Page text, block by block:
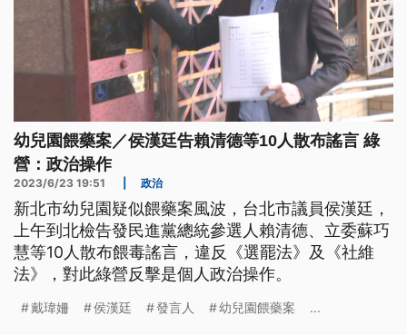
幼兒園餵藥案／侯漢廷告賴清德等10人散布謠言 綠
營：政治操作
2023/6/23 19:51 政治
新北市幼兒園疑似餵藥案風波，台北市議員侯漢廷，
上午到北檢告發民進黨總統參選人賴清德、立委蘇巧
慧等10人散布餵毒謠言，違反《選罷法》及《社維
法》，對此綠營反擊是個人政治操作。
戴瑋姍 侯漢廷 發言人 幼兒園餵藥案 ...